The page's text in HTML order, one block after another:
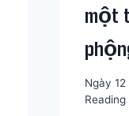
một
Ngày
Reading